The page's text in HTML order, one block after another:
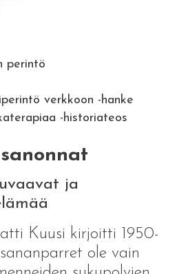
perintö
verkkoon -hanke
-historiateos
ja
Kuusi kirjoitti 1950-
ole vain